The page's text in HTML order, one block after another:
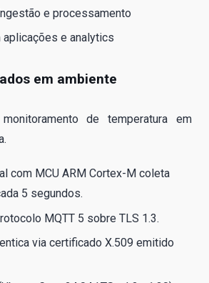
e processamento
aplicações e analytics
em ambiente
de temperatura em
com MCU ARM Cortex-M coleta
5 segundos.
MQTT 5 sobre TLS 1.3.
via certificado X.509 emitido